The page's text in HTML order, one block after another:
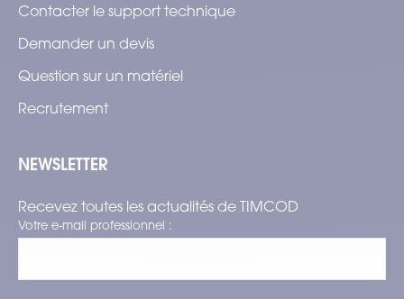
Contacter le support technique
Demander un devis
Question sur un matériel
Recrutement
NEWSLETTER
Recevez toutes les actualités de TIMCOD
Votre e-mail professionnel :